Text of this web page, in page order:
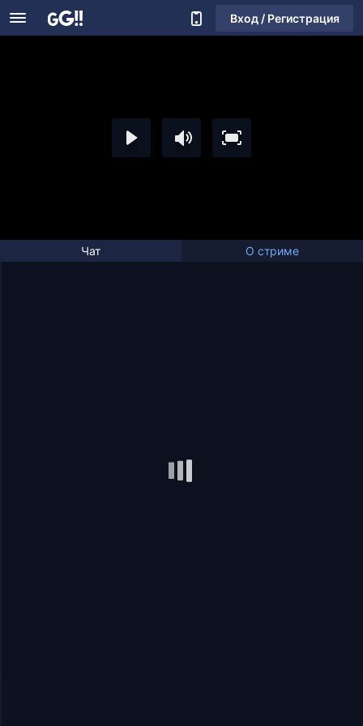
Вход / Регистрация
Чат О стриме